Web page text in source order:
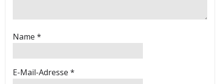
Name *
E-Mail-Adresse *